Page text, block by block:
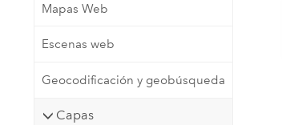
Mapas Web
Escenas web
Geocodificación y geobúsqueda
Capas